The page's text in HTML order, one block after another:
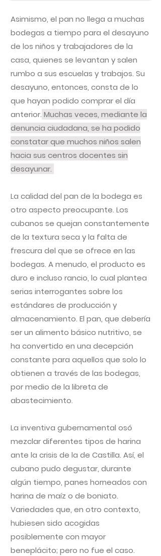
Asimismo, el pan no llega a muchas
bodegas a tiempo para el desayuno
de los niños y trabajadores de la
casa, quienes se levantan y salen
rumbo a sus escuelas y trabajos. Su
desayuno, entonces, consta de lo
que hayan podido comprar el día
anterior. Muchas veces, mediante la
denuncia ciudadana, se ha podido
constatar que muchos niños salen
hacia sus centros docentes sin
desayunar.
La calidad del pan de la bodega es
otro aspecto preocupante. Los
cubanos se quejan constantemente
de la textura seca y la falta de
frescura del que se ofrece en las
bodegas. A menudo, el producto es
duro e incluso rancio, lo cual plantea
serias interrogantes sobre los
estándares de producción y
almacenamiento. El pan, que debería
ser un alimento básico nutritivo, se
ha convertido en una decepción
constante para aquellos que solo lo
obtienen a través de las bodegas,
por medio de la libreta de
abastecimiento.
La inventiva gubernamental osó
mezclar diferentes tipos de harina
ante la crisis de la de Castilla. Así, el
cubano pudo degustar, durante
algún tiempo, panes horneados con
harina de maíz o de boniato.
Variedades que, en otro contexto,
hubiesen sido acogidas
posiblemente con mayor
beneplácito; pero no fue el caso.